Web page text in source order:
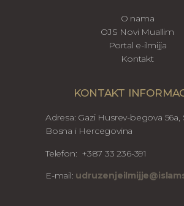
O nama
OJS Novi Muallim
Portal e-ilmijja
Kontakt
KONTAKT
Adresa: Gazi Husrev-begova 56a,
Bosna i Hercegovina
Telefon: +387 33 236-391
E-mail: